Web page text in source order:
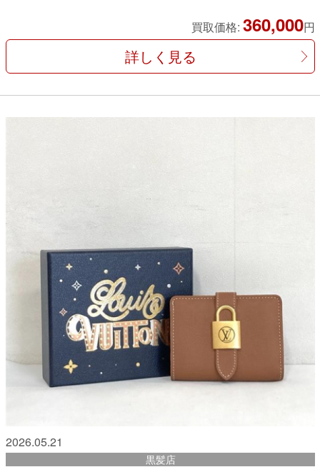
買取価格: 360,000円
詳しく見る
2026.05.21
黒髪店